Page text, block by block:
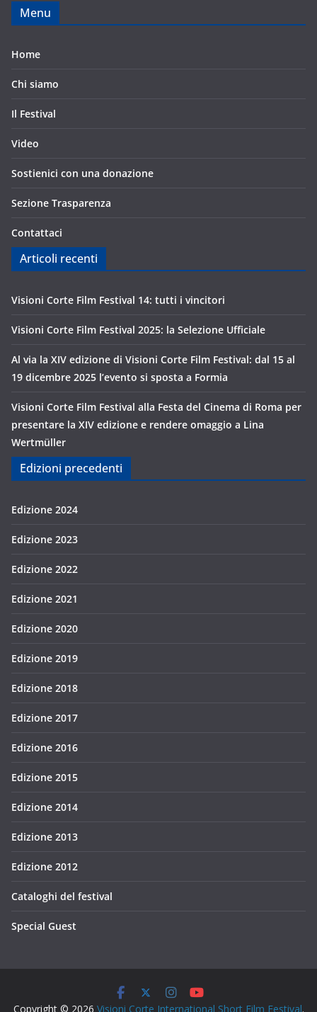
Menu
Home
Chi siamo
Il Festival
Video
Sostienici con una donazione
Sezione Trasparenza
Contattaci
Articoli recenti
Visioni Corte Film Festival 14: tutti i vincitori
Visioni Corte Film Festival 2025: la Selezione Ufficiale
Al via la XIV edizione di Visioni Corte Film Festival: dal 15 al
19 dicembre 2025 l’evento si sposta a Formia
Visioni Corte Film Festival alla Festa del Cinema di Roma per
presentare la XIV edizione e rendere omaggio a Lina
Wertmüller
Edizioni precedenti
Edizione 2024
Edizione 2023
Edizione 2022
Edizione 2021
Edizione 2020
Edizione 2019
Edizione 2018
Edizione 2017
Edizione 2016
Edizione 2015
Edizione 2014
Edizione 2013
Edizione 2012
Cataloghi del festival
Special Guest
Copyright © 2026 Visioni Corte International Short Film Festival.